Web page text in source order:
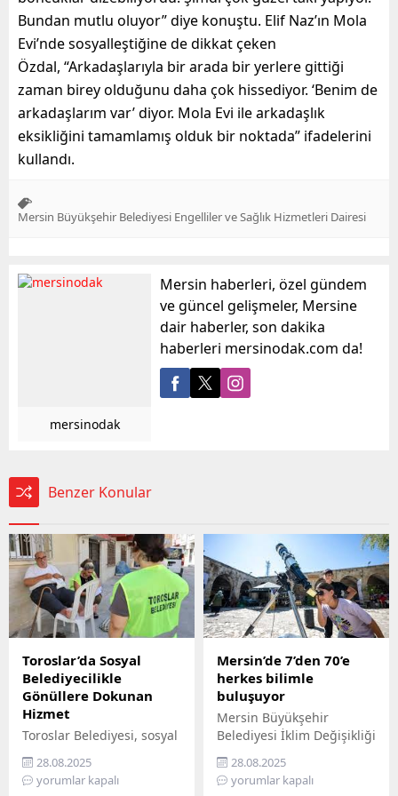
Bundan mutlu oluyor” diye konuştu. Elif Naz’ın Mola
Evi’nde sosyalleştiğine de dikkat çeken
Özdal, “Arkadaşlarıyla bir arada bir yerlere gittiği
zaman birey olduğunu daha çok hissediyor. ‘Benim de
arkadaşlarım var’ diyor. Mola Evi ile arkadaşlık
eksikliğini tamamlamış olduk bir noktada” ifadelerini
kullandı.
Mersin Büyükşehir Belediyesi Engelliler ve Sağlık Hizmetleri Dairesi
mersinodak
Mersin haberleri, özel gündem
ve güncel gelişmeler, Mersine
dair haberler, son dakika
haberleri mersinodak.com da!
Benzer Konular
Toroslar’da Sosyal
Belediyecilikle
Gönüllere Dokunan
Hizmet
Toroslar Belediyesi, sosyal
belediyecilik anlayışıyla
vatandaşların gönüllerine
dokunmaya devam ediyor.
28.08.2025
yorumlar kapalı
Mersin’de 7’den 70’e
herkes bilimle
buluşuyor
Mersin Büyükşehir
Belediyesi İklim Değişikliği
ve Sıfır Atık Dairesi
Başkanlığı, Mercan 100.
Yıl İklim ve Çevre Bilim
28.08.2025
yorumlar kapalı